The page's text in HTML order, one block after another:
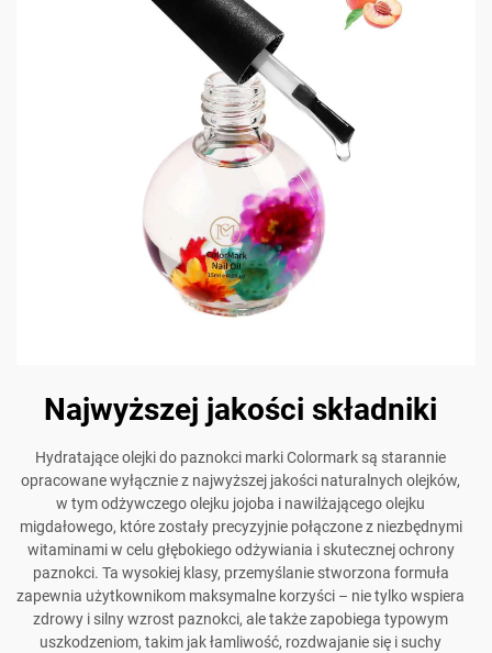
Najwyższej jakości składniki
Hydratające olejki do paznokci marki Colormark są starannie
opracowane wyłącznie z najwyższej jakości naturalnych olejków,
w tym odżywczego olejku jojoba i nawilżającego olejku
migdałowego, które zostały precyzyjnie połączone z niezbędnymi
witaminami w celu głębokiego odżywiania i skutecznej ochrony
paznokci. Ta wysokiej klasy, przemyślanie stworzona formuła
zapewnia użytkownikom maksymalne korzyści – nie tylko wspiera
zdrowy i silny wzrost paznokci, ale także zapobiega typowym
uszkodzeniom, takim jak łamliwość, rozdwajanie się i suchy